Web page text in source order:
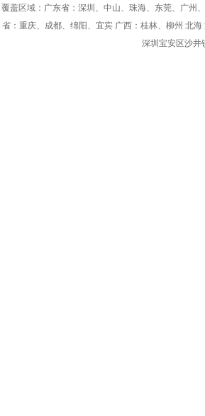
覆盖区域：广东省：深圳、中山、珠海、东莞、广州
省：重庆、成都、绵阳、宜宾 广西：桂林、柳州 北
深圳宝安区沙